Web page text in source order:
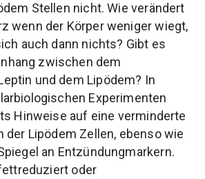
Stellen nicht. Wie verändert
wenn der Körper weniger wiegt,
auch dann nichts? Gibt es
zwischen dem
und dem Lipödem? In
Experimenten
Hinweise auf eine verminderte
der Lipödem Zellen, ebenso wie
an Entzündungmarkern.
oder